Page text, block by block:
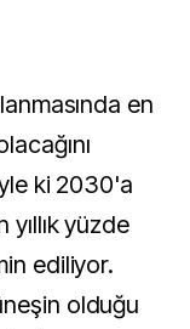
en
ki 2030'a
yüzde
ediliyor.
olduğu